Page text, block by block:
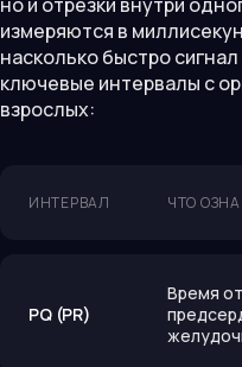
измеряются в
насколько быстро
ключевые интервалы с
взрослых:
ИНТЕРВАЛ ЧТО
PQ (PR)
Время